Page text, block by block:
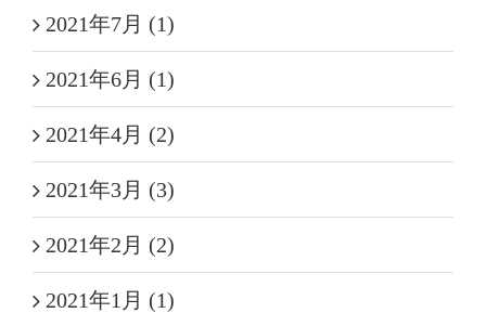
2021年7月 (1)
2021年6月 (1)
2021年4月 (2)
2021年3月 (3)
2021年2月 (2)
2021年1月 (1)